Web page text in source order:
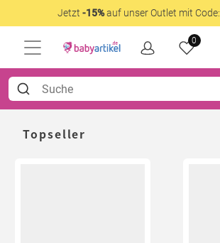
Jetzt -15%auf unser Outlet mit Code:
0
Topseller